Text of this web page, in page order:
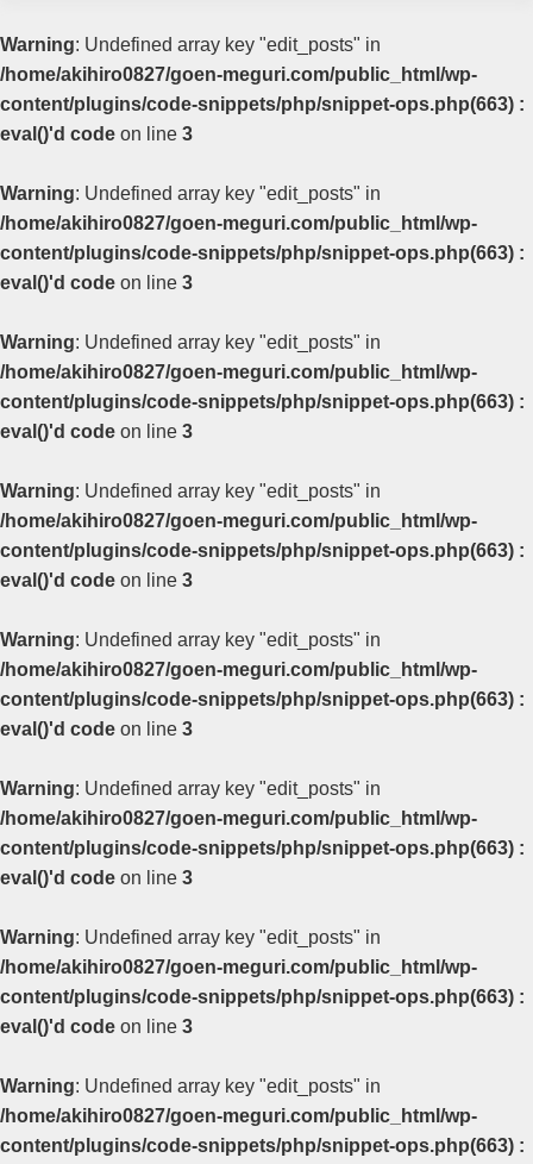
Warning: Undefined array key "edit_posts" in
/home/akihiro0827/goen-meguri.com/public_html/wp-
content/plugins/code-snippets/php/snippet-ops.php(663) :
eval()'d code on line 3
Warning: Undefined array key "edit_posts" in
/home/akihiro0827/goen-meguri.com/public_html/wp-
content/plugins/code-snippets/php/snippet-ops.php(663) :
eval()'d code on line 3
Warning: Undefined array key "edit_posts" in
/home/akihiro0827/goen-meguri.com/public_html/wp-
content/plugins/code-snippets/php/snippet-ops.php(663) :
eval()'d code on line 3
Warning: Undefined array key "edit_posts" in
/home/akihiro0827/goen-meguri.com/public_html/wp-
content/plugins/code-snippets/php/snippet-ops.php(663) :
eval()'d code on line 3
Warning: Undefined array key "edit_posts" in
/home/akihiro0827/goen-meguri.com/public_html/wp-
content/plugins/code-snippets/php/snippet-ops.php(663) :
eval()'d code on line 3
Warning: Undefined array key "edit_posts" in
/home/akihiro0827/goen-meguri.com/public_html/wp-
content/plugins/code-snippets/php/snippet-ops.php(663) :
eval()'d code on line 3
Warning: Undefined array key "edit_posts" in
/home/akihiro0827/goen-meguri.com/public_html/wp-
content/plugins/code-snippets/php/snippet-ops.php(663) :
eval()'d code on line 3
Warning: Undefined array key "edit_posts" in
/home/akihiro0827/goen-meguri.com/public_html/wp-
content/plugins/code-snippets/php/snippet-ops.php(663) :